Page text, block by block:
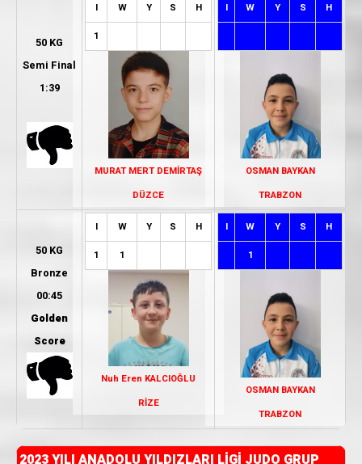
50 KG
Semi Final
1:39
I W Y S H
1
MURAT MERT DEMİRTAŞ
DÜZCE
I W Y S H
OSMAN BAYKAN
TRABZON
50 KG
Bronze
00:45
Golden
Score
I W Y S H
1 1
Nuh Eren KALCIOĞLU
RİZE
I W Y S H
1
OSMAN BAYKAN
TRABZON
2023 YILI ANADOLU YILDIZLARI LİGİ JUDO GRUP